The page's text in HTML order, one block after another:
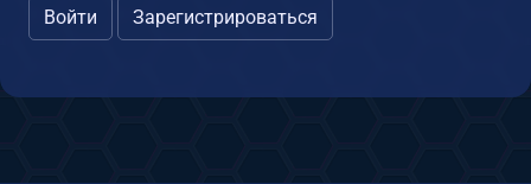
Войти Зарегистрироваться